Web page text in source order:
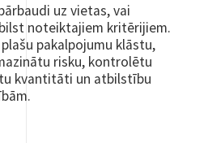
uz vietas, vai
noteiktajiem kritērijiem.
pakalpojumu klāstu,
risku, kontrolētu
kvantitāti un atbilstību